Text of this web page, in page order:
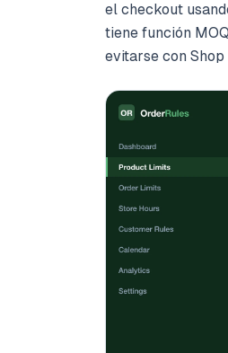
el checkout
tiene función
evitarse con